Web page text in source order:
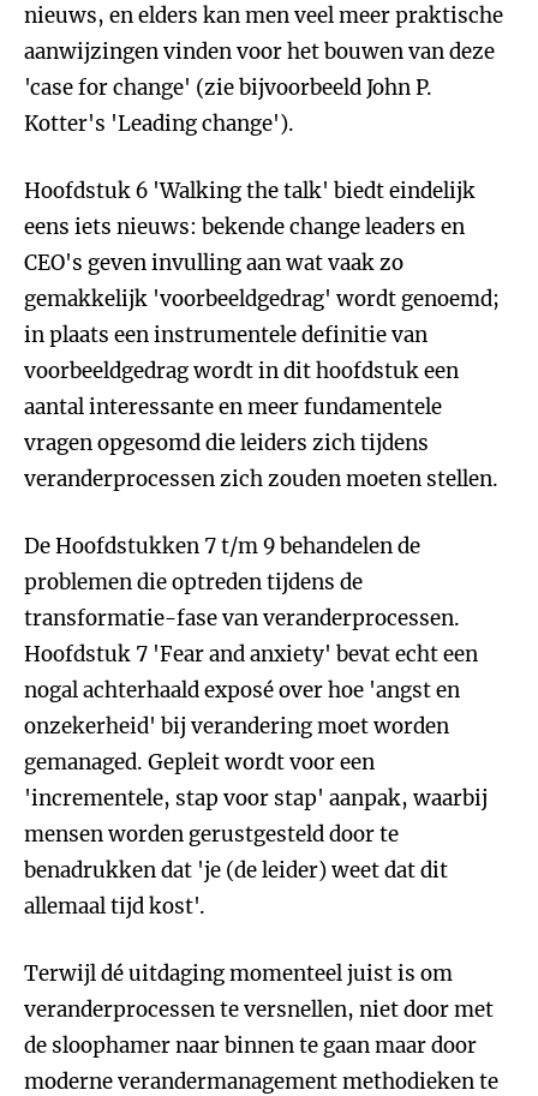
nieuws, en elders kan men veel meer praktische
aanwijzingen vinden voor het bouwen van deze
'case for change' (zie bijvoorbeeld John P.
Kotter's 'Leading change').
Hoofdstuk 6 'Walking the talk' biedt eindelijk
eens iets nieuws: bekende change leaders en
CEO's geven invulling aan wat vaak zo
gemakkelijk 'voorbeeldgedrag' wordt genoemd;
in plaats een instrumentele definitie van
voorbeeldgedrag wordt in dit hoofdstuk een
aantal interessante en meer fundamentele
vragen opgesomd die leiders zich tijdens
veranderprocessen zich zouden moeten stellen.
De Hoofdstukken 7 t/m 9 behandelen de
problemen die optreden tijdens de
transformatie-fase van veranderprocessen.
Hoofdstuk 7 'Fear and anxiety' bevat echt een
nogal achterhaald exposé over hoe 'angst en
onzekerheid' bij verandering moet worden
gemanaged. Gepleit wordt voor een
'incrementele, stap voor stap' aanpak, waarbij
mensen worden gerustgesteld door te
benadrukken dat 'je (de leider) weet dat dit
allemaal tijd kost'.
Terwijl dé uitdaging momenteel juist is om
veranderprocessen te versnellen, niet door met
de sloophamer naar binnen te gaan maar door
moderne verandermanagement methodieken te